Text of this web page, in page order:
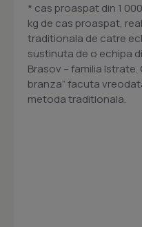
* cas proaspat din 1
kg de cas proaspat,
traditionala de catre
sustinuta de o echipa
Brasov – familia
branza” facuta
metoda traditionala.